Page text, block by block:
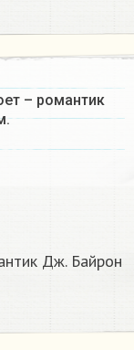
– романтик
Дж. Байрон